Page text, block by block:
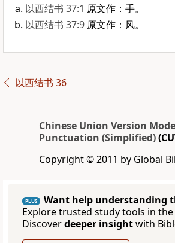
以西结书 37:1 原文作：手。
以西结书 37:9 原文作：风。
以西结书 36
Chinese Union Version
Punctuation (Simplified)
Copyright © 2011 by Global
PLUS
Want help understanding
Explore trusted study tools in the
Discoverdeeper insightwith